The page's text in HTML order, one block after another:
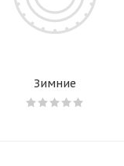
Зимние